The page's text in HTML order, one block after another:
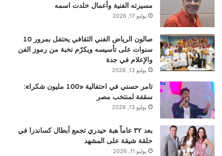
مسيرته الفنية وأعمال خلدت اسمه
يوليو 17, 2026
صالون الرياض الفني الثقافي يحتفل بمرور 10
سنوات على تأسيسه ويكرّم نخبة من رموز الفن
والإعلام في جدة
يوليو 13, 2026
تامر حسني في احتفالية «100 مليون شكرا»:
سقفة لمنتخب مصر
يوليو 13, 2026
بعد ٣٢ عاماً هبة حيدري تجمع أبطال كساندرا في
حلقة شيقة على المشهد
يوليو 11, 2026